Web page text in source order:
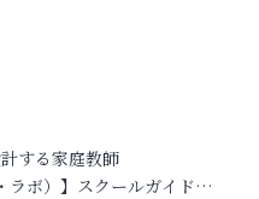
する家庭教師
ラボ）】スクールガイド…